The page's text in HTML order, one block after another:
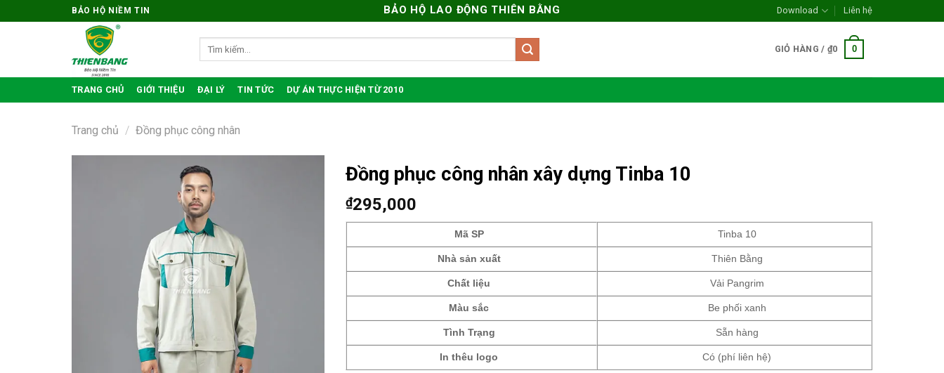
qua
BẢO HỘ NIỀM TIN BẢO HỘ LAO ĐỘNG THIÊN BẰNG Download Liên hệ
GIỎ HÀNG / ₫0 0
TRANG CHỦ GIỚI THIỆU ĐẠI LÝ TIN TỨC DỰ ÁN THỰC HIỆN TỪ 2010
Trang chủ / Đồng phục công nhân
Đồng phục công nhân xây dựng Tinba 10
₫295,000
Mã SP Tinba 10
Nhà sản xuất Thiên Bằng
Chất liệu Vải Pangrim
Màu sắc Be phối xanh
Tình Trạng Sẵn hàng
In thêu logo Có (phí liên hệ)